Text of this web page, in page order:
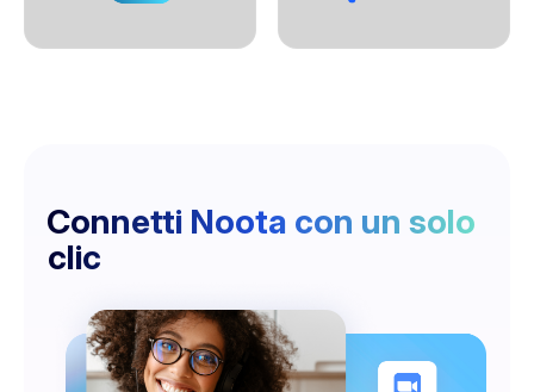
Connetti Noota con un solo
clic